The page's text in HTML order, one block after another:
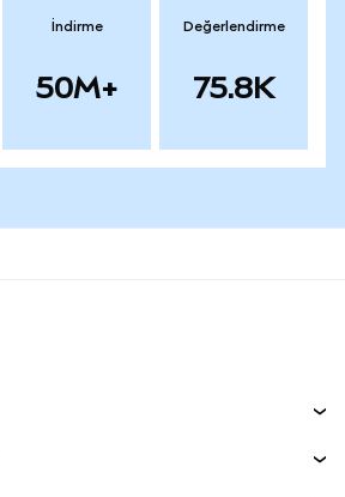
İndirme
50M+
Değerlendirme
75.8K